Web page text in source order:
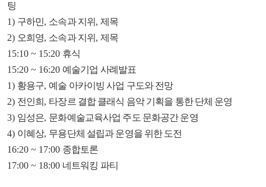
팅
1) 구하민, 소속과 지위 ,제목
2) 오희영, 소속과 지위 ,제목
15:10 ~ 15:20 휴식
15:20 ~ 16:20 예술기업 사례발표
1) 황용구, 예술 아카이빙 사업 구도와 전망
2) 전인희 , 타장르 결합 클래식 음악 기획을 통한 단체 운영
3) 임성은, 문화예술교육사업 주도 문화공간 운영
4) 이혜상, 무용단체 설립과 운영을 위한 도전
16:20 ~ 17:00 종합토론
17:00 ~ 18:00 네트워킹 파티